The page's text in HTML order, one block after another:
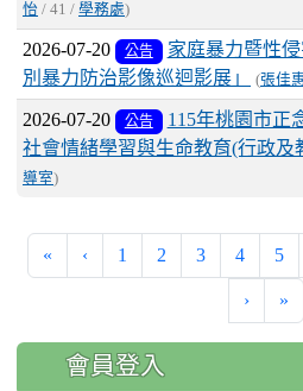
怡 / 41 / 學務處)
2026-07-20 公告
家庭暴力暨性
別暴力防治影像巡迴影展」
(張佳
2026-07-20 公告
115年桃園市正
社會情緒學習與生命教育(行政及
導室)
« ‹ 1 2 3 4 5
› »
:::
會員登入